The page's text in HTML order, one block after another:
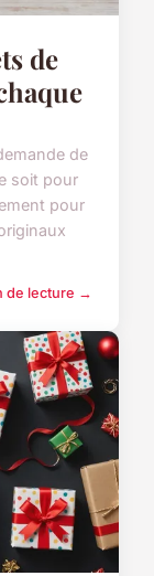
de
de
soit pour
pour
de lecture →